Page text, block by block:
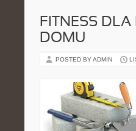
FITNESS DLA
DOMU
POSTED BY ADMIN